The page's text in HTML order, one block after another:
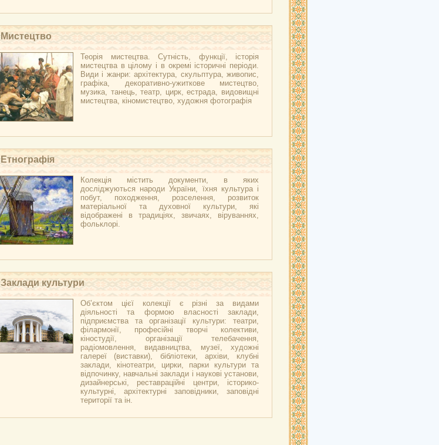
Мистецтво
Теорія мистецтва. Сутність, функції, історія
мистецтва в цілому і в окремі історичні періоди.
Види і жанри: архітектура, скульптура, живопис,
графіка, декоративно-ужиткове мистецтво,
музика, танець, театр, цирк, естрада, видовищні
мистецтва, кіномистецтво, художня фотографія
Етнографія
Колекція містить документи, в яких
досліджуються народи України, їхня культура і
побут, походження, розселення, розвиток
матеріальної та духовної культури, які
відображені в традиціях, звичаях, віруваннях,
фольклорі.
Заклади культури
Об’єктом цієї колекції є різні за видами
діяльності та формою власності заклади,
підприємства та організації культури: театри,
філармонії, професійні творчі колективи,
кіностудії, організації телебачення,
радіомовлення, видавництва, музеї, художні
галереї (виставки), бібліотеки, архіви, клубні
заклади, кінотеатри, цирки, парки культури та
відпочинку, навчальні заклади і наукові установи,
дизайнерські, реставраційні центри, історико-
культурні, архітектурні заповідники, заповідні
території та ін.